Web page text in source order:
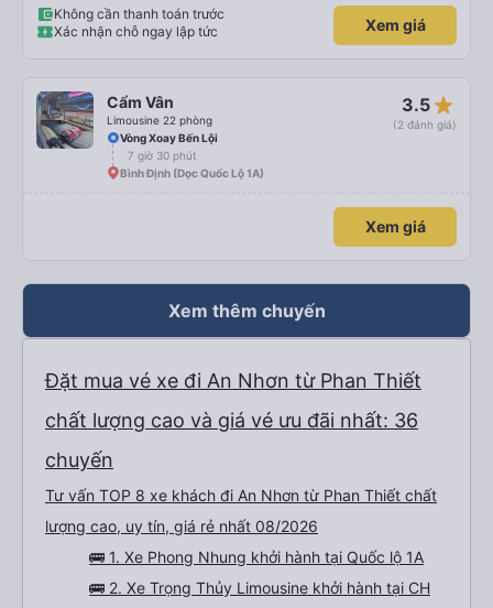
Không cần thanh toán trước
Xác nhận chỗ ngay lập tức
Xem giá
Cẩm Vân
Limousine 22 phòng
3.5 star_rate
(2 đánh giá)
Vòng Xoay Bến Lội
7 giờ 30 phút
Bình Định (Dọc Quốc Lộ 1A)
Xem giá
Xem thêm chuyến
Đặt mua vé xe đi An Nhơn từ Phan Thiết
chất lượng cao và giá vé ưu đãi nhất: 36
chuyến
Tư vấn TOP 8 xe khách đi An Nhơn từ Phan Thiết chất
lượng cao, uy tín, giá rẻ nhất 08/2026
🚌 1. Xe Phong Nhung khởi hành tại Quốc lộ 1A
🚌 2. Xe Trọng Thủy Limousine khởi hành tại CH